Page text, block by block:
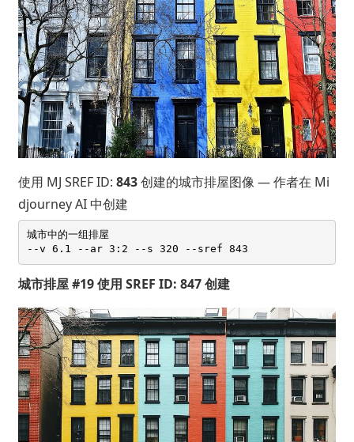
使用 MJ SREF ID: 843创建的城市排屋图像 — 作者在 Mi
djourney AI 中创建
城市中的一组排屋
城市排屋 #19 使用 SREF ID: 847 创建